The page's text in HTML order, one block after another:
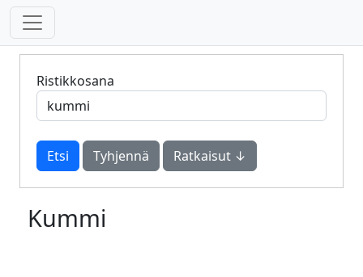
Ristikkosana
Tyhjennä Ratkaisut ↓
Kummi